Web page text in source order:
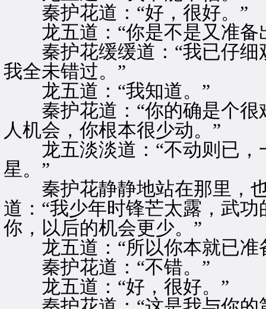
秦护花道：“好，很好。”
龙五道：“你是不是又准备
秦护花缓缓道：“我已仔细
我全未错过。”
龙五道：“我知道。”
秦护花道：“你的确是个很
人机会，你根本很少动。”
龙五淡淡道：“不动则已，
星。”
秦护花静静地站在那里，也
道：“我少年时锋芒太露，武
你，以后的机会更少。”
龙五道：“所以你本就已准
秦护花道：“不错。”
龙五道：“好，很好。”